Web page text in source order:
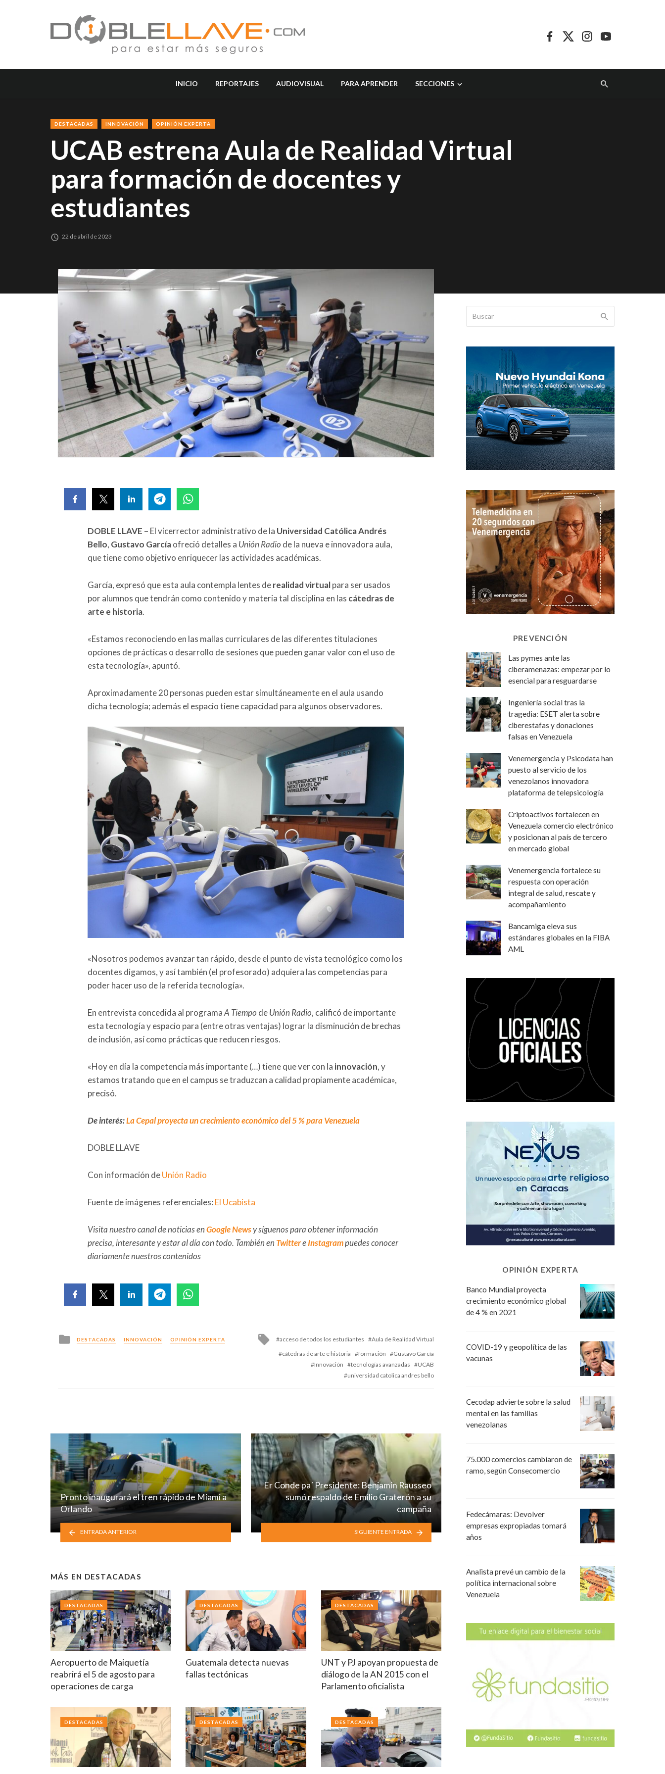
INICIO REPORTAJES AUDIOVISUAL PARA APRENDER SECCIONES
DESTACADAS INNOVACIÓN OPINIÓN EXPERTA
UCAB estrena Aula de Realidad Virtual
para formación de docentes y
estudiantes
22 de abril de 2023
DOBLE LLAVE – El vicerrector administrativo de la Universidad Católica Andrés
Bello, Gustavo Garcíaofreció detalles a Unión Radio de la nueva e innovadora aula,
que tiene como objetivo enriquecer las actividades académicas.
García, expresó que esta aula contempla lentes derealidad virtualpara ser usados
por alumnos que tendrán como contenido y materia tal disciplina en las cátedras de
arte e historia.
«Estamos reconociendo en las mallas curriculares de las diferentes titulaciones
opciones de prácticas o desarrollo de sesiones que pueden ganar valor con el uso de
esta tecnología», apuntó.
Aproximadamente 20 personas pueden estar simultáneamente en el aula usando
dicha tecnología; además el espacio tiene capacidad para algunos observadores.
«Nosotros podemos avanzar tan rápido, desde el punto de vista tecnológico como los
docentes digamos, y así también (el profesorado) adquiera las competencias para
poder hacer uso de la referida tecnología».
En entrevista concedida al programaA Tiempo deUnión Radio, calificó de importante
esta tecnología y espacio para (entre otras ventajas) lograr la disminución de brechas
de inclusión, así como prácticas que reducen riesgos.
«Hoy en día la competencia más importante (…) tiene que ver con la innovación, y
estamos tratando que en el campus se traduzcan a calidad propiamente académica»,
precisó.
De interés:La Cepal proyecta un crecimiento económico del 5 % para Venezuela
DOBLE LLAVE
Con información deUnión Radio
Fuente de imágenes referenciales: El Ucabista
Visita nuestro canal de noticias enGoogle Newsy síguenos para obtener información
precisa, interesante y estar al día con todo. También en TwittereInstagrampuedes conocer
diariamente nuestros contenidos
Posted
in
DESTACADAS INNOVACIÓN OPINIÓN EXPERTA
Tagged
with
acceso de todos los estudiantes
Aula de Realidad Virtual
cátedras de arte e historia
formación
Gustavo García
Innovación
tecnologías avanzadas
UCAB
universidad catolica andres bello
Pronto inaugurará el tren rápido de Miami a
Orlando
ENTRADA ANTERIOR
Er Conde pa´ Presidente: Benjamín Rausseo
sumó respaldo de Emilio Graterón a su
campaña
SIGUIENTE ENTRADA
MÁS EN DESTACADAS
Aeropuerto de Maiquetía
reabrirá el 5 de agosto para
operaciones de carga
DESTACADAS
Guatemala detecta nuevas
fallas tectónicas
DESTACADAS
UNT y PJ apoyan propuesta de
diálogo de la AN 2015 con el
Parlamento oficialista
DESTACADAS
DESTACADAS DESTACADAS DESTACADAS
PREVENCIÓN
Las pymes ante las
ciberamenazas: empezar por lo
esencial para resguardarse
Ingeniería social tras la
tragedia: ESET alerta sobre
ciberestafas y donaciones
falsas en Venezuela
Venemergencia y Psicodata han
puesto al servicio de los
venezolanos innovadora
plataforma de telepsicología
Criptoactivos fortalecen en
Venezuela comercio electrónico
y posicionan al país de tercero
en mercado global
Venemergencia fortalece su
respuesta con operación
integral de salud, rescate y
acompañamiento
Bancamiga eleva sus
estándares globales en la FIBA
AML
OPINIÓN EXPERTA
Banco Mundial proyecta
crecimiento económico global
de 4 % en 2021
COVID-19 y geopolítica de las
vacunas
Cecodap advierte sobre la salud
mental en las familias
venezolanas
75.000 comercios cambiaron de
ramo, según Consecomercio
Fedecámaras: Devolver
empresas expropiadas tomará
años
Analista prevé un cambio de la
política internacional sobre
Venezuela